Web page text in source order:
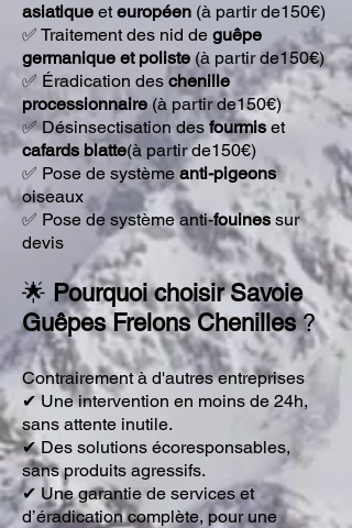
asiatique et européen (à partir de150€)
✅ Traitement des nid de guêpe
germanique et poliste (à partir de150€)
✅ Éradication des chenille
processionnaire (à partir de150€)
✅ Désinsectisation desfourmis et
cafards blatte(à partir de150€)
✅ Pose de système anti-pigeons
oiseaux
✅ Pose de système anti-fouines sur
devis
🌟 Pourquoi choisir Savoie
Guêpes Frelons Chenilles?
Contrairement à d'autres entreprises
✔ Une intervention en moins de 24h,
sans attente inutile.
✔ Des solutions écoresponsables,
sans produits agressifs.
✔ Une garantie de serviceset
d’éradication complète, pour une